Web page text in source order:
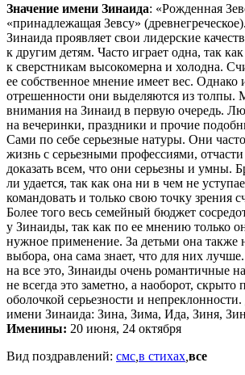
Значение имени Зинаида: «Рожденная
«принадлежащая Зевсу»
Зинаида проявляет свои лидерские
к другим детям. Часто играет одна, так
к сверстникам высокомерна и холодна.
ее собственное мнение имеет вес. Однако
отрешенности они выделяются из
внимания на Зинаид в первую очередь.
на вечеринки, праздники и прочие
Сами по себе серьезные натуры. Они
жизнь с серьезными профессиями,
доказать всем, что они серьезны и умны.
ли удается, так как она ни в чем не
командовать и только свою точку зрения
Более того весь семейный бюджет
у Зинаиды, так как по ее мнению только
нужное применение. За детьми она также
выбора, она сама знает, что для них
на все это, Зинаиды очень романтичные
не всегда это заметно, а наоборот, скрыто
оболочкой серьезности и
имени Зинаида: Зина, Зима, Ида, Зиня,
Именины: 20 июня, 24 октября
Вид поздравлений: смс в стихах все